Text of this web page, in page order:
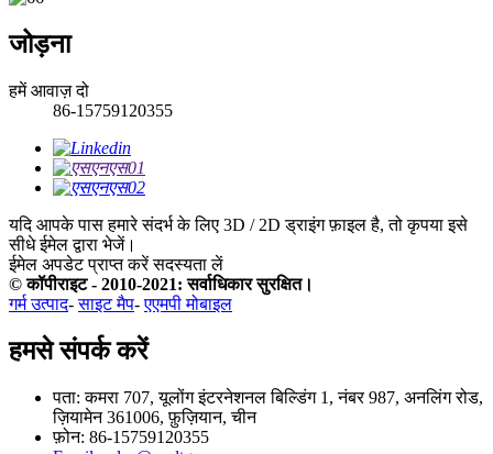
जोड़ना
हमें आवाज़ दो
86-15759120355
यदि आपके पास हमारे संदर्भ के लिए 3D / 2D ड्राइंग फ़ाइल है, तो कृपया इसे
सीधे ईमेल द्वारा भेजें।
ईमेल अपडेट प्राप्त करें सदस्यता लें
© कॉपीराइट - 2010-2021: सर्वाधिकार सुरक्षित।
गर्म उत्पाद-साइट मैप-एएमपी मोबाइल
हमसे संपर्क करें
पता: कमरा 707, यूलोंग इंटरनेशनल बिल्डिंग 1, नंबर 987, अनलिंग रोड,
ज़ियामेन 361006, फ़ुज़ियान, चीन
फ़ोन: 86-15759120355